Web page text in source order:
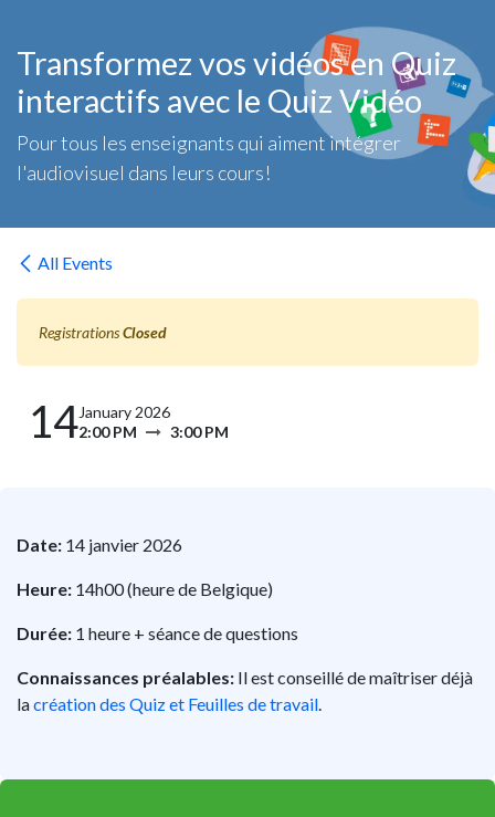
Transformez vos vidéos en Quiz
interactifs avec le Quiz Vidéo
Pour tous les enseignants qui aiment intégrer
l'audiovisuel dans leurs cours!
All Events
RegistrationsClosed
14January 2026
2:00 PM
3:00 PM
Date: 14 janvier 2026
Heure: 14h00 (heure de Belgique)
Durée: 1 heure + séance de questions
Connaissances préalables: Il est conseillé de maîtriser déjà
lacréation des Quiz et Feuilles de travail.